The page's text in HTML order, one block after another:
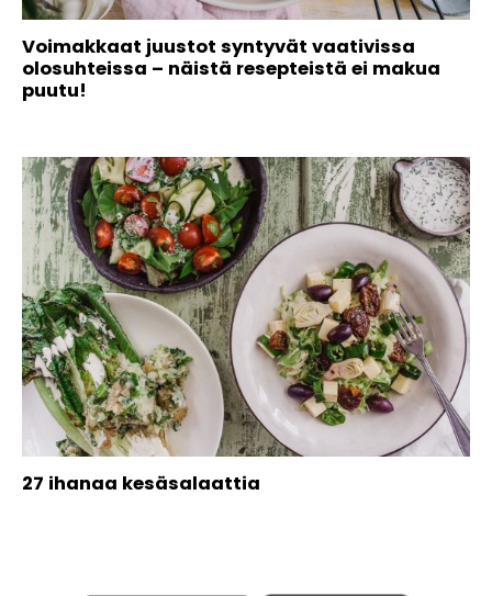
Voimakkaat juustot syntyvät vaativissa
olosuhteissa – näistä resepteistä ei makua
puutu!
27 ihanaa kesäsalaattia